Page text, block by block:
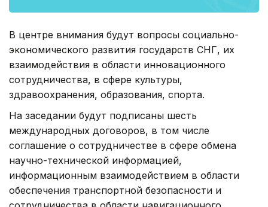
В центре внимания будут вопросы социально-
экономического развития государств СНГ, их
взаимодействия в области инновационного
сотрудничества, в сфере культуры,
здравоохранения, образования, спорта.
На заседании будут подписаны шесть
международных договоров, в том числе
соглашение о сотрудничестве в сфере обмена
научно-технической информацией,
информационным взаимодействием в области
обеспечения транспортной безопасности и